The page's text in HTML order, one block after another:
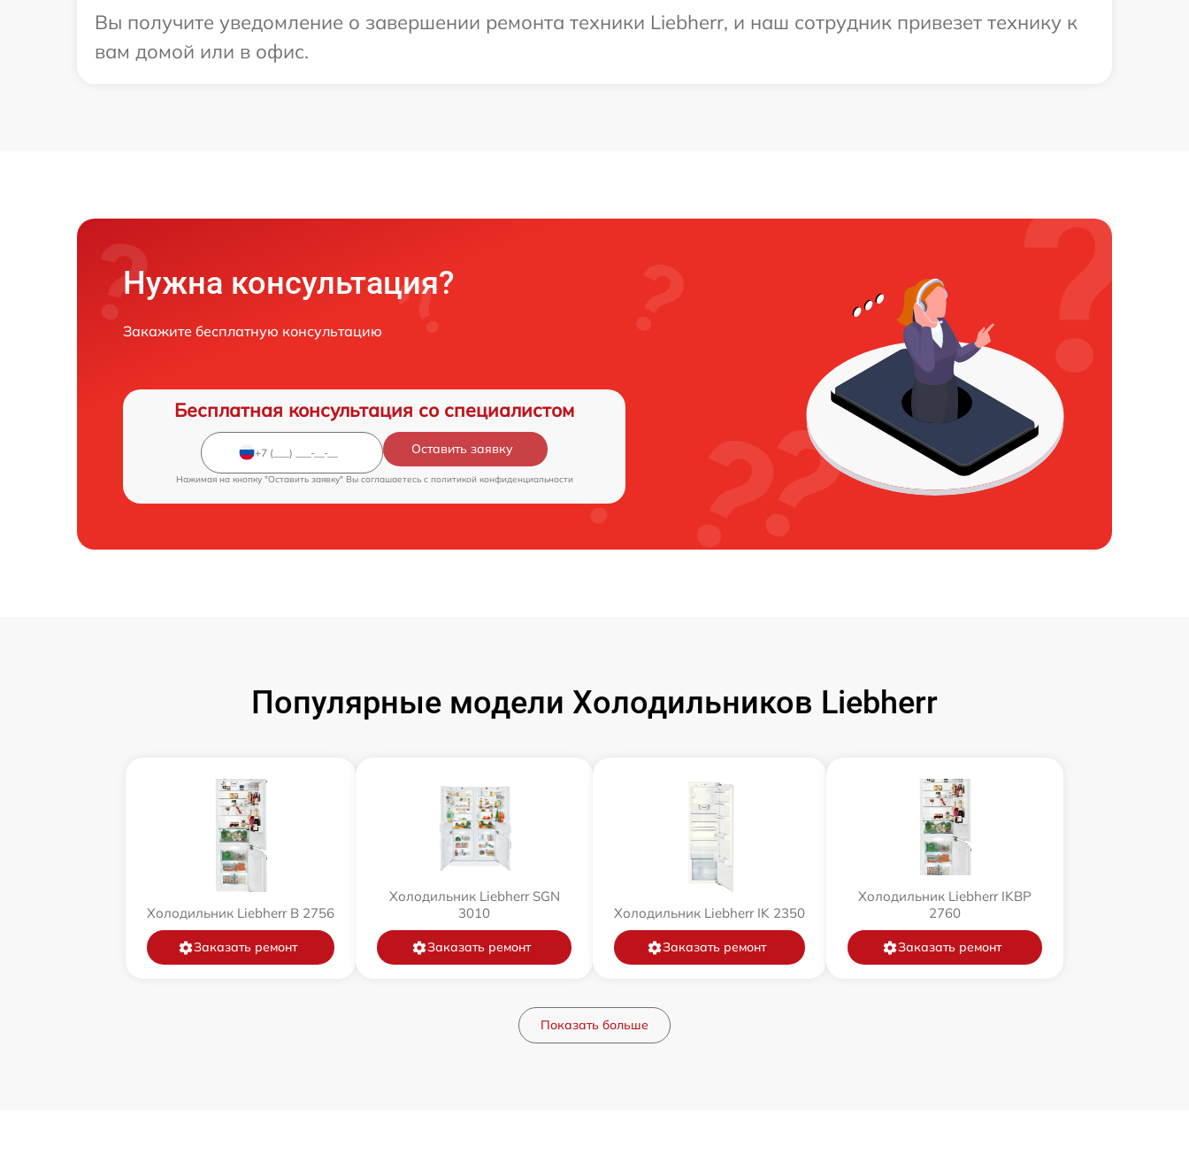
Вы получите уведомление о завершении ремонта техники Liebherr, и наш сотрудник привезет технику к
вам домой или в офис.
Нужна консультация?
Закажите бесплатную консультацию
Бесплатная консультация со специалистом
Оставить заявку
Нажимая на кнопку "Оставить заявку" Вы соглашаетесь c политикой конфиденциальности
Популярные модели Холодильников Liebherr
Холодильник Liebherr B 2756
Заказать ремонт
Холодильник Liebherr SGN
3010
Заказать ремонт
Холодильник Liebherr IK 2350
Заказать ремонт
Холодильник Liebherr IKBP
2760
Заказать ремонт
Показать больше